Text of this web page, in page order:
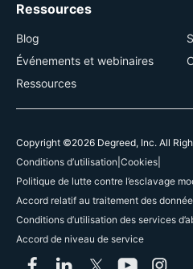
Ressources
Blog
Événements et webinaires
Ressources
Copyright ©2026 Degreed, Inc. All
Conditions d’utilisation Cookies
Politique de lutte contre l’esclavage
Accord relatif au traitement des
Conditions d’utilisation des services
Accord de niveau de service